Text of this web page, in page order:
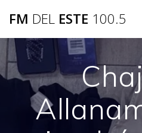
FM DEL ESTE 100.5